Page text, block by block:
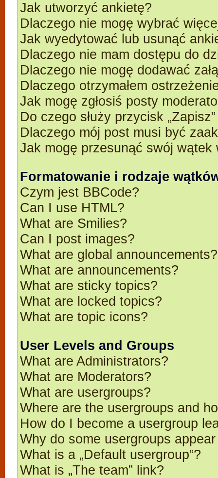
Jak utworzyć ankietę?
Dlaczego nie mogę wybrać
Jak wyedytować lub usunąć
Dlaczego nie mam dostępu do
Dlaczego nie mogę dodawać
Dlaczego otrzymałem
Jak mogę zgłosiś posty
Do czego służy przycisk
Dlaczego mój post musi być
Jak mogę przesunąć swój wątek
Formatowanie i rodzaje
Czym jest BBCode?
Can I use HTML?
What are Smilies?
Can I post images?
What are global announcements?
What are announcements?
What are sticky topics?
What are locked topics?
What are topic icons?
User Levels and Groups
What are Administrators?
What are Moderators?
What are usergroups?
Where are the usergroups and
How do I become a usergroup
Why do some usergroups
What is a „Default usergroup”?
What is „The team” link?